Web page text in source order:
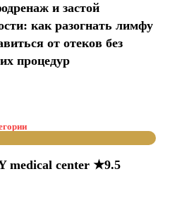
и застой
как разогнать лимфу
от отеков без
процедур
medical center ★9.5